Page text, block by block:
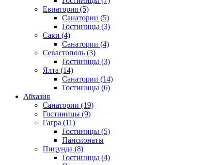
Евпатория (5)
Санатории (5)
Гостиницы (3)
Саки (4)
Санатории (4)
Севастополь (3)
Гостиницы (3)
Ялта (14)
Санатории (14)
Гостиницы (6)
Абхазия
Санатории (19)
Гостиницы (9)
Гагра (11)
Гостиницы (5)
Пансионаты
Пицунда (8)
Гостиницы (4)